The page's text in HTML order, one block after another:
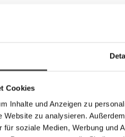
Cookies
Inhalte und Anzeigen zu
Website zu analysieren.
für soziale Medien, Werbung und